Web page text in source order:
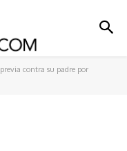
contra su padre por